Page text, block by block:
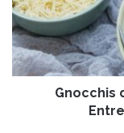
c
h
i
s
d
Gnocchis